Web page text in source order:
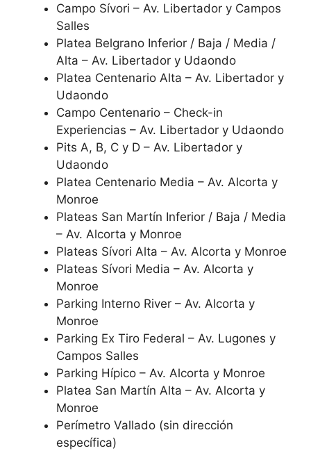
Campo Sívori – Av. Libertador y Campos
Salles
Platea Belgrano Inferior / Baja / Media /
Alta – Av. Libertador y Udaondo
Platea Centenario Alta – Av. Libertador y
Udaondo
Campo Centenario – Check-in
Experiencias – Av. Libertador y Udaondo
Pits A, B, C y D – Av. Libertador y
Udaondo
Platea Centenario Media – Av. Alcorta y
Monroe
Plateas San Martín Inferior / Baja / Media
– Av. Alcorta y Monroe
Plateas Sívori Alta – Av. Alcorta y Monroe
Plateas Sívori Media – Av. Alcorta y
Monroe
Parking Interno River – Av. Alcorta y
Monroe
Parking Ex Tiro Federal – Av. Lugones y
Campos Salles
Parking Hípico – Av. Alcorta y Monroe
Platea San Martín Alta – Av. Alcorta y
Monroe
Perímetro Vallado (sin dirección
específica)